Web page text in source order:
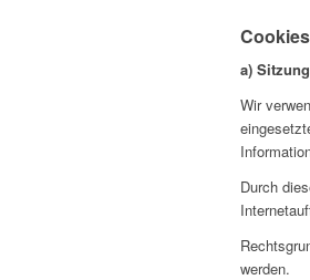
Cookies
a)
Wir
Durch
werden.